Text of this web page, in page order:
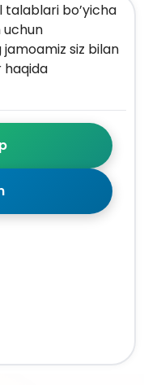
talablari bo’yicha
uchun
jamoamiz siz bilan
haqida